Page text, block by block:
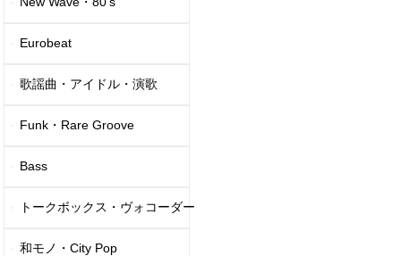
Eurobeat
歌謡曲・アイドル・演歌
Funk・Rare Groove
Bass
トークボックス・ヴォコーダー
和モノ・City Pop